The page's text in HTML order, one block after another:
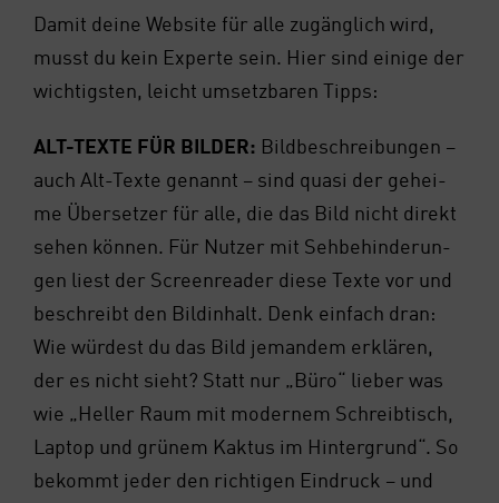
Damit dei­ne Web­site für alle zugäng­lich wird,
musst du kein Exper­te sein. Hier sind eini­ge der
wich­tigs­ten, leicht umsetz­ba­ren Tipps:
ALT-TEX­TE FÜR BIL­DER: Bild­be­schrei­bun­gen –
auch Alt-Tex­te genannt – sind qua­si der gehei­
me Über­set­zer für alle, die das Bild nicht direkt
sehen kön­nen. Für Nut­zer mit Seh­be­hin­de­run­
gen liest der Screen­rea­der die­se Tex­te vor und
beschreibt den Bild­in­halt. Denk ein­fach dran:
Wie wür­dest du das Bild jeman­dem erklä­ren,
der es nicht sieht? Statt nur „Büro“ lie­ber was
wie „Hel­ler Raum mit moder­nem Schreib­tisch,
Lap­top und grü­nem Kak­tus im Hin­ter­grund“. So
bekommt jeder den rich­ti­gen Ein­druck – und